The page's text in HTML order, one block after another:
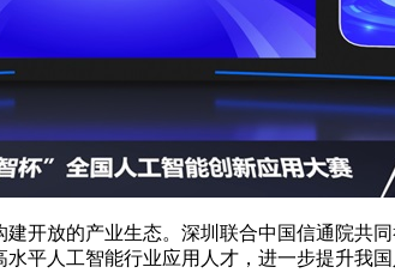
开放的产业生态。深圳联合中国信通院共
平人工智能行业应用人才，进一步提升我国